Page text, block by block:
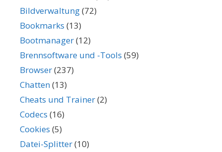
Bildverwaltung(72)
Bookmarks (13)
Bootmanager(12)
Brennsoftware und -Tools (59)
Browser(237)
Chatten(13)
Cheats und Trainer(2)
Codecs (16)
Cookies (5)
Datei-Splitter(10)